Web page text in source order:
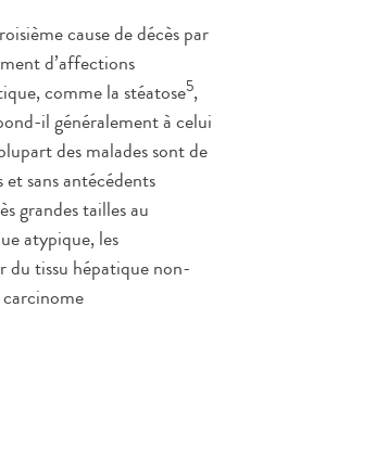
cause de décès par
d’affections
comme la stéatose5,
il généralement à celui
des malades sont de
et sans antécédents
grandes tailles au
atypique, les
du tissu hépatique non-